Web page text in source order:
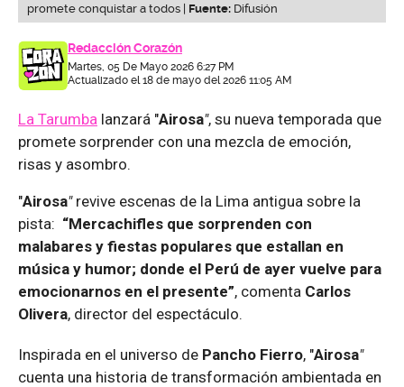
promete conquistar a todos | Fuente: Difusión
Redacción Corazón
Martes, 05 De Mayo 2026 6:27 PM
Actualizado el 18 de mayo del 2026 11:05 AM
La Tarumba lanzará "Airosa", su nueva temporada que
promete sorprender con una mezcla de emoción,
risas y asombro.
"Airosa"revive escenas de la Lima antigua sobre la
pista: “Mercachifles que sorprenden con
malabares y fiestas populares que estallan en
música y humor; donde el Perú de ayer vuelve para
emocionarnos en el presente”, comenta Carlos
Olivera, director del espectáculo.
Inspirada en el universo de Pancho Fierro, "Airosa"
cuenta una historia de transformación ambientada en